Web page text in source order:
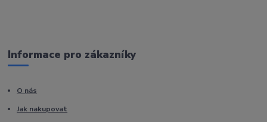
Informace pro zákazníky
O nás
Jak nakupovat